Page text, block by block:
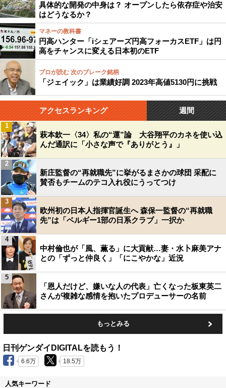
具体的な開発の中身は？ オープンしたら依存症や治安
はどうなるか？
マネーの教科書
円高ハンター「iシェアーズ円高フォーカスETF」は円
高をチャンスに変える日本初のETF
プロが読む 次のブレーク銘柄
「ジェイック」は業績好調 2023年高値5130円に挑戦
アクセスランキング 週間
萩本欽一〈34〉私の“運”論 大谷翔平のカネを使い込
んだ通訳に「小さな声で『ありがとう』」
1
新庄監督の“再就職先”に挙がるまさかの球団 采配に
賛否もチームのテコ入れ役にうってつけ
2
欧州初の日本人指揮官誕生へ 森保一監督の“再就職
先”は「ベルギー1部の日系クラブ」一択か
3
中村倫也が「風、薫る」に大貢献…妻・水卜麻美アナ
との「ずっと仲良く」「にこやかな」近況
4
「恩人だけど、嫌いな人の代表」亡くなった板東英二
さんが複雑な感情を抱いたプロデューサーの名前
5
もっとみる
日刊ゲンダイDIGITALを読もう！
6.6万 18.5万
人気キーワード